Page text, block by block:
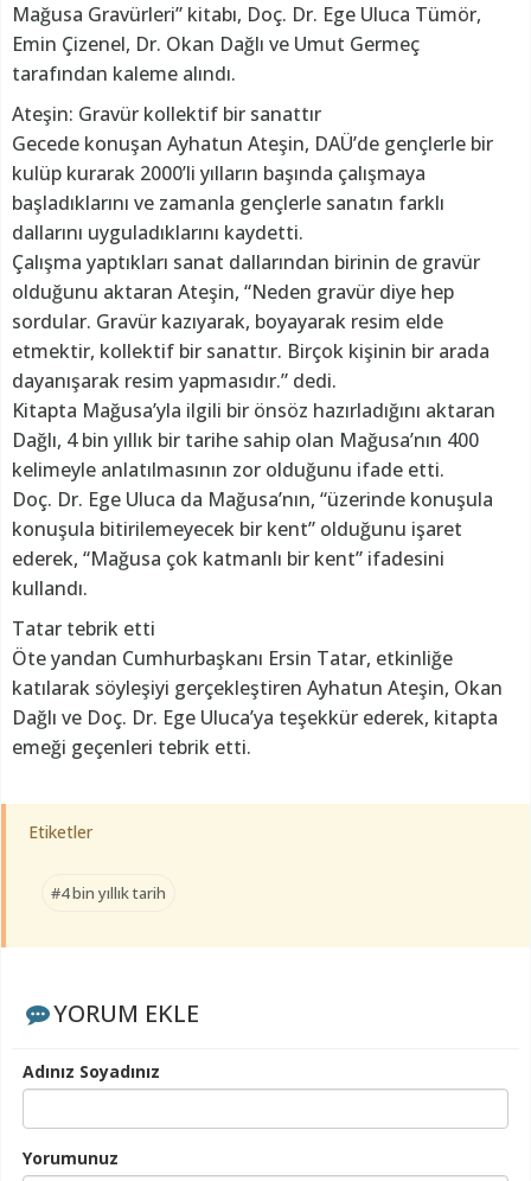
Mağusa Gravürleri” kitabı, Doç. Dr. Ege Uluca Tümör,
Emin Çizenel, Dr. Okan Dağlı ve Umut Germeç
tarafından kaleme alındı.
Ateşin: Gravür kollektif bir sanattır
Gecede konuşan Ayhatun Ateşin, DAÜ’de gençlerle bir
kulüp kurarak 2000’li yılların başında çalışmaya
başladıklarını ve zamanla gençlerle sanatın farklı
dallarını uyguladıklarını kaydetti.
Çalışma yaptıkları sanat dallarından birinin de gravür
olduğunu aktaran Ateşin, “Neden gravür diye hep
sordular. Gravür kazıyarak, boyayarak resim elde
etmektir, kollektif bir sanattır. Birçok kişinin bir arada
dayanışarak resim yapmasıdır.” dedi.
Kitapta Mağusa’yla ilgili bir önsöz hazırladığını aktaran
Dağlı, 4 bin yıllık bir tarihe sahip olan Mağusa’nın 400
kelimeyle anlatılmasının zor olduğunu ifade etti.
Doç. Dr. Ege Uluca da Mağusa’nın, “üzerinde konuşula
konuşula bitirilemeyecek bir kent” olduğunu işaret
ederek, “Mağusa çok katmanlı bir kent” ifadesini
kullandı.
Tatar tebrik etti
Öte yandan Cumhurbaşkanı Ersin Tatar, etkinliğe
katılarak söyleşiyi gerçekleştiren Ayhatun Ateşin, Okan
Dağlı ve Doç. Dr. Ege Uluca’ya teşekkür ederek, kitapta
emeği geçenleri tebrik etti.
Etiketler
#4 bin yıllık tarih
YORUM EKLE
Adınız Soyadınız
Yorumunuz